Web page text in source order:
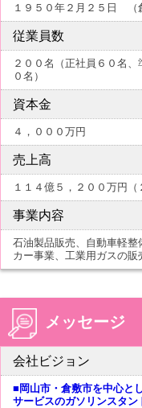
１９５０年２月２５日 （
従業員数
２００名（正社員６０名
０名）
資本金
４，０００万円
売上高
１１４億５，２００万円（
事業内容
石油製品販売、自動車軽
カー事業、工業用ガスの
メッセージ
会社ビジョン
■岡山市・倉敷市を中心と
サービスのガソリンスタ